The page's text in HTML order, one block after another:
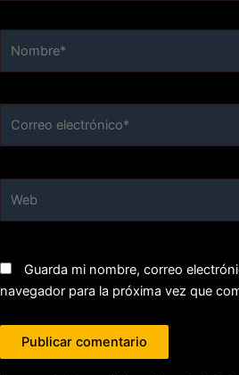
Guarda mi nombre, correo
navegador para la próxima vez que